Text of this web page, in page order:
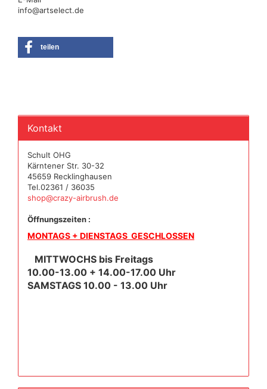
info@artselect.de
teilen
Kontakt
Schult OHG
Kärntener Str. 30-32
45659 Recklinghausen
Tel.02361 / 36035
shop@crazy-airbrush.de
Öffnungszeiten :
MONTAGS + DIENSTAGS GESCHLOSSEN
MITTWOCHS bis Freitags
10.00-13.00 + 14.00-17.00 Uhr
SAMSTAGS 10.00 - 13.00 Uhr